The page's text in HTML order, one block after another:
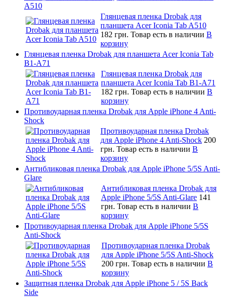
A510
Глянцевая пленка Drobak для
планшета Acer Iconia Tab A510
182 грн. Товар есть в наличии В
корзину
Глянцевая пленка Drobak для планшета Acer Iconia Tab
B1-A71
Глянцевая пленка Drobak для
планшета Acer Iconia Tab B1-A71
182 грн. Товар есть в наличии В
корзину
Противоударная пленка Drobak для Apple iPhone 4 Anti-
Shock
Противоударная пленка Drobak
для Apple iPhone 4 Anti-Shock 200
грн. Товар есть в наличии В
корзину
Антибликовая пленка Drobak для Apple iPhone 5/5S Anti-
Glare
Антибликовая пленка Drobak для
Apple iPhone 5/5S Anti-Glare 141
грн. Товар есть в наличии В
корзину
Противоударная пленка Drobak для Apple iPhone 5/5S
Anti-Shock
Противоударная пленка Drobak
для Apple iPhone 5/5S Anti-Shock
200 грн. Товар есть в наличии В
корзину
Защитная пленка Drobak для Apple iPhone 5 / 5S Back
Side